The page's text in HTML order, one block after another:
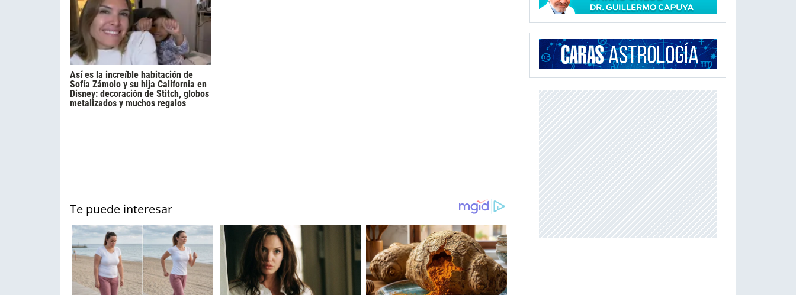
Así es la increíble habitación de
Sofía Zámolo y su hija California en
Disney: decoración de Stitch, globos
metalizados y muchos regalos